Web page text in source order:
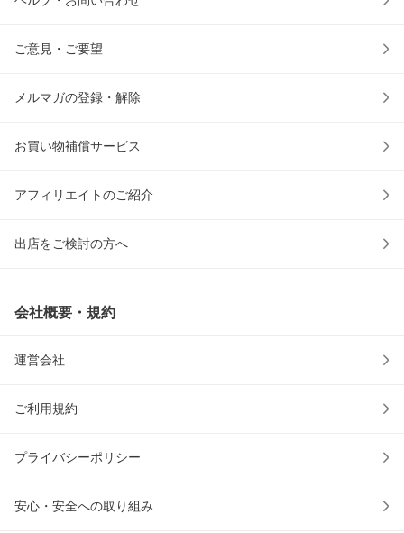
ご意見・ご要望
メルマガの登録・解除
お買い物補償サービス
アフィリエイトのご紹介
出店をご検討の方へ
会社概要・規約
運営会社
ご利用規約
プライバシーポリシー
安心・安全への取り組み